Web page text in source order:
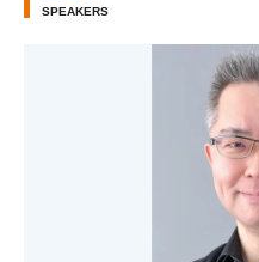
SPEAKERS